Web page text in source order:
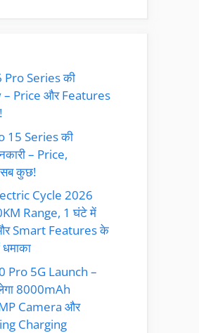
Series की
– Price और Features
15 Series की
– Price,
कुछ!
Cycle 2026
Range, 1 घंटे में
Smart Features के
Pro 5G Launch –
8000mAh
Camera और
Charging